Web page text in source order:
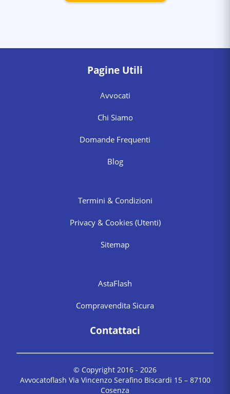
Pagine Utili
Avvocati
Chi Siamo
Domande Frequenti
Blog
Termini & Condizioni
Privacy & Cookies (Utenti)
Sitemap
AstaFlash
Compravendita Sicura
Contattaci
© Copyright 2016 - 2026
Avvocatoflash Via Vincenzo Serafino Biscardi 15 – 87100
Cosenza